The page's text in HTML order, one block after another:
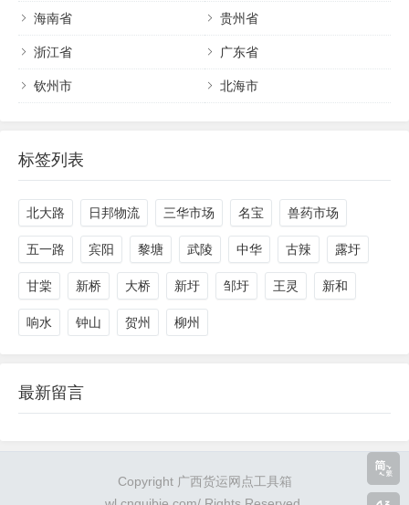
海南省 贵州省
浙江省 广东省
钦州市 北海市
标签列表
北大路 日邦物流 三华市场 名宝 兽药市场
五一路 宾阳 黎塘 武陵 中华 古辣 露圩
甘棠 新桥 大桥 新圩 邹圩 王灵 新和
响水 钟山 贺州 柳州
最新留言
Copyright 广西货运网点工具箱